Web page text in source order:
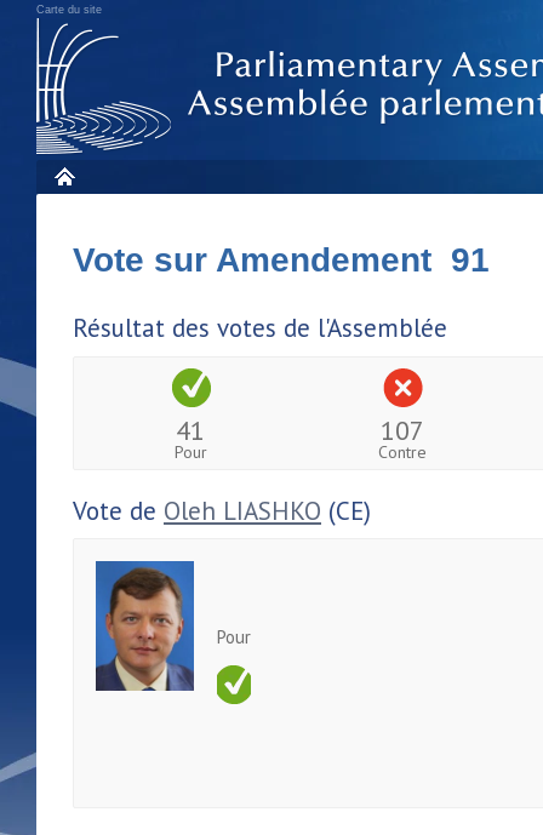
Carte du site
Vote sur Amendement 91
Résultat des votes de l'Assemblée
41
Pour
107
Contre
Vote de Oleh LIASHKO (CE)
Pour